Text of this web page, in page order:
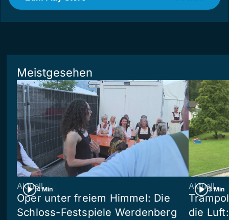
Meistgesehen
4 Min
Aktuell
Oper unter freiem Himmel: Die
Schloss-Festspiele Werdenberg
3 Min
Aktuell
die